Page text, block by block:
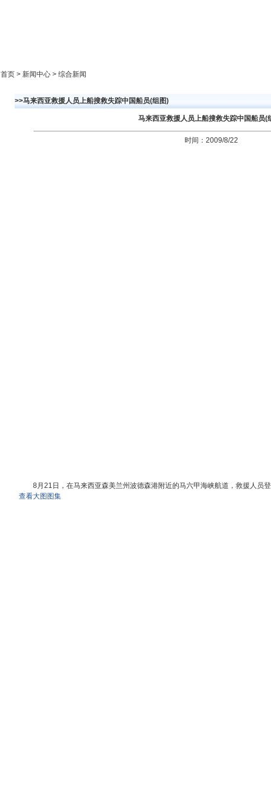
首页 > 新闻中心 > 综合新闻
>>马来西亚救援人员上船搜救失踪中国船员(组图)
马来西亚救援人员上船搜救失踪中国船员(
时间：2009/8/22
8月21日，在马来西亚森美兰州波德森港附近的马六甲海峡航道，救援人员
查看大图图集